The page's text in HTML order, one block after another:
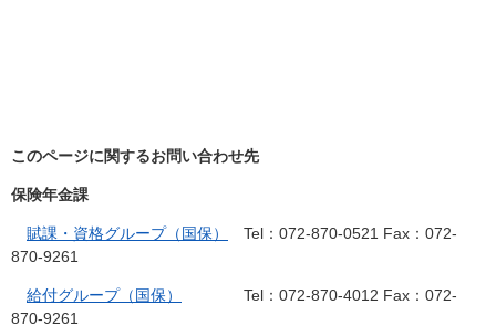
このページに関するお問い合わせ先
保険年金課
賦課・資格グループ（国保）
Tel：072-870-0521 Fax：072-
870-9261
給付グループ（国保）
Tel：072-870-4012 Fax：072-
870-9261